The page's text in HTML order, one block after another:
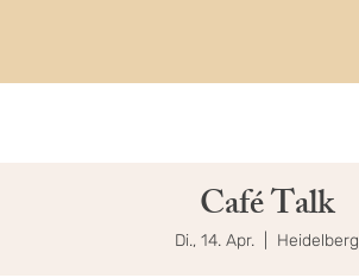
Café Talk
Di., 14. Apr.
  |
Heidelberg